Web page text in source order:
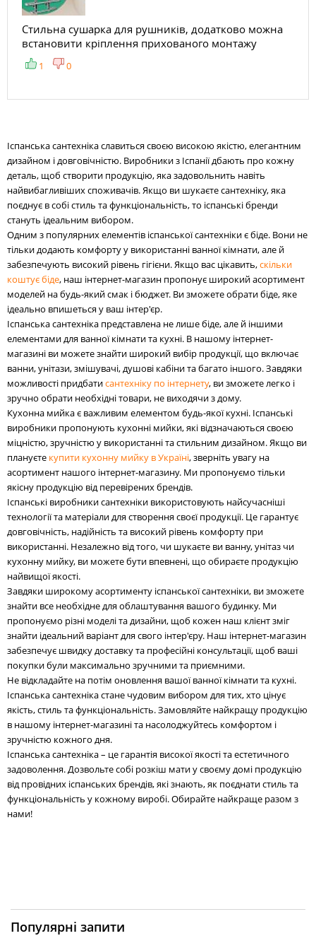
Стильна сушарка для рушників, додатково можна
встановити кріплення прихованого монтажу
1 0
Іспанська сантехніка славиться своєю високою якістю, елегантним
дизайном і довговічністю. Виробники з Іспанії дбають про кожну
деталь, щоб створити продукцію, яка задовольнить навіть
найвибагливіших споживачів. Якщо ви шукаєте сантехніку, яка
поєднує в собі стиль та функціональність, то іспанські бренди
стануть ідеальним вибором.
Одним з популярних елементів іспанської сантехніки є біде. Вони не
тільки додають комфорту у використанні ванної кімнати, але й
забезпечують високий рівень гігієни. Якщо вас цікавить,скільки
коштує біде, наш інтернет-магазин пропонує широкий асортимент
моделей на будь-який смак і бюджет. Ви зможете обрати біде, яке
ідеально впишеться у ваш інтер'єр.
Іспанська сантехніка представлена не лише біде, але й іншими
елементами для ванної кімнати та кухні. В нашому інтернет-
магазині ви можете знайти широкий вибір продукції, що включає
ванни, унітази, змішувачі, душові кабіни та багато іншого. Завдяки
можливості придбатисантехніку по інтернету, ви зможете легко і
зручно обрати необхідні товари, не виходячи з дому.
Кухонна мийка є важливим елементом будь-якої кухні. Іспанські
виробники пропонують кухонні мийки, які відзначаються своєю
міцністю, зручністю у використанні та стильним дизайном. Якщо ви
плануєте купити кухонну мийку в Україні, зверніть увагу на
асортимент нашого інтернет-магазину. Ми пропонуємо тільки
якісну продукцію від перевірених брендів.
Іспанські виробники сантехніки використовують найсучасніші
технології та матеріали для створення своєї продукції. Це гарантує
довговічність, надійність та високий рівень комфорту при
використанні. Незалежно від того, чи шукаєте ви ванну, унітаз чи
кухонну мийку, ви можете бути впевнені, що обираєте продукцію
найвищої якості.
Завдяки широкому асортименту іспанської сантехніки, ви зможете
знайти все необхідне для облаштування вашого будинку. Ми
пропонуємо різні моделі та дизайни, щоб кожен наш клієнт зміг
знайти ідеальний варіант для свого інтер'єру. Наш інтернет-магазин
забезпечує швидку доставку та професійні консультації, щоб ваші
покупки були максимально зручними та приємними.
Не відкладайте на потім оновлення вашої ванної кімнати та кухні.
Іспанська сантехніка стане чудовим вибором для тих, хто цінує
якість, стиль та функціональність. Замовляйте найкращу продукцію
в нашому інтернет-магазині та насолоджуйтесь комфортом і
зручністю кожного дня.
Іспанська сантехніка – це гарантія високої якості та естетичного
задоволення. Дозвольте собі розкіш мати у своєму домі продукцію
від провідних іспанських брендів, які знають, як поєднати стиль та
функціональність у кожному виробі. Обирайте найкраще разом з
нами!
Популярні запити